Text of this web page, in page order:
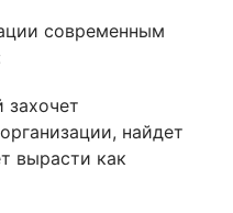
современным
найдет
вырасти как